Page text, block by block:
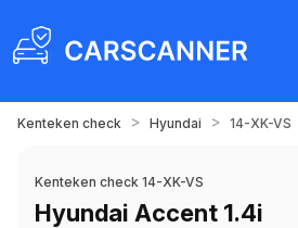
Kenteken check > Hyundai > 14-XK-VS
Kenteken check 14-XK-VS
Hyundai Accent 1.4i